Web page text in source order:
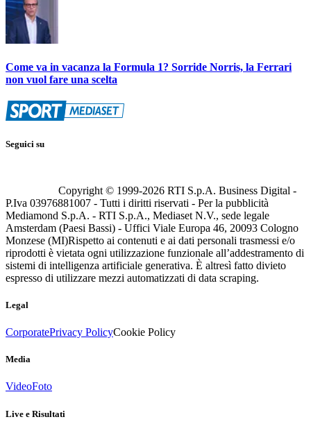
Come va in vacanza la Formula 1? Sorride Norris, la Ferrari
non vuol fare una scelta
Seguici su
Copyright © 1999-2026 RTI S.p.A. Business Digital -
P.Iva 03976881007 - Tutti i diritti riservati - Per la pubblicità
Mediamond S.p.A. - RTI S.p.A., Mediaset N.V., sede legale
Amsterdam (Paesi Bassi) - Uffici Viale Europa 46, 20093 Cologno
Monzese (MI)Rispetto ai contenuti e ai dati personali trasmessi e/o
riprodotti è vietata ogni utilizzazione funzionale all’addestramento di
sistemi di intelligenza artificiale generativa. È altresì fatto divieto
espresso di utilizzare mezzi automatizzati di data scraping.
Legal
CorporatePrivacy PolicyCookie Policy
Media
VideoFoto
Live e Risultati